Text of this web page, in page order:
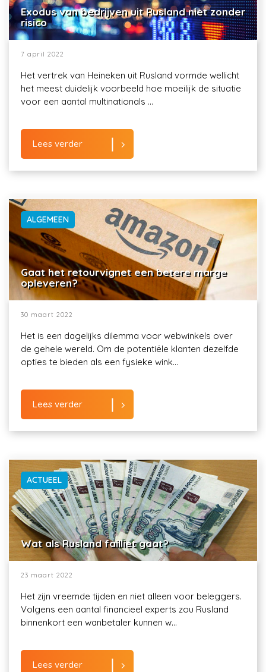
Exodus van bedrijven uit Rusland niet zonder
risico
7 april 2022
Het vertrek van Heineken uit Rusland vormde wellicht
het meest duidelijk voorbeeld hoe moeilijk de situatie
voor een aantal multinationals ...
Lees verder
ALGEMEEN
Gaat het retourvignet een betere marge
opleveren?
30 maart 2022
Het is een dagelijks dilemma voor webwinkels over
de gehele wereld. Om de potentiële klanten dezelfde
opties te bieden als een fysieke wink...
Lees verder
ACTUEEL
Wat als Rusland failliet gaat?
23 maart 2022
Het zijn vreemde tijden en niet alleen voor beleggers.
Volgens een aantal financieel experts zou Rusland
binnenkort een wanbetaler kunnen w...
Lees verder